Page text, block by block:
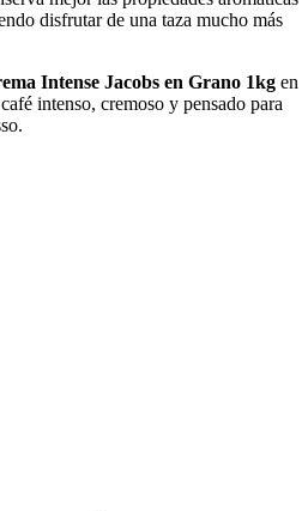
disfrutar de una taza mucho más
Intense Jacobs en Grano 1kg en
intenso, cremoso y pensado para